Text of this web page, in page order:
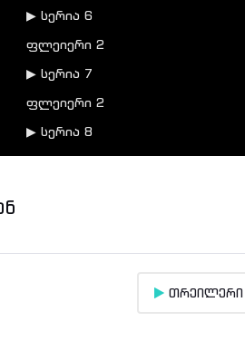
▶ სერია 6
ფლეიერი 2
▶ სერია 7
ფლეიერი 2
▶ სერია 8
ფლეიერი 2
თრეილერი